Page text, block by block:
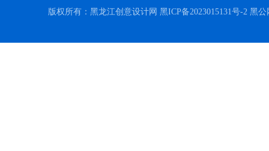
版权所有：黑龙江创意设计网 黑ICP备2023015131号-2 黑公